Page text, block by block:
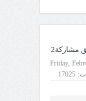
مشاركة2
Friday,
17025